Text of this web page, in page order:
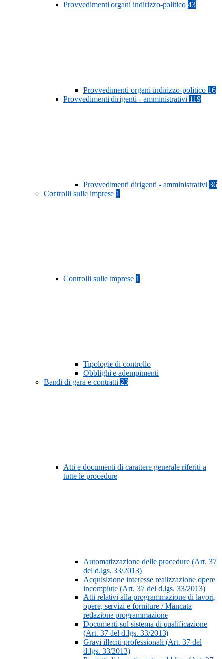
Provvedimenti organi indirizzo-politico 43
Provvedimenti organi indirizzo-politico 16
Provvedimenti dirigenti - amministrativi 119
Provvedimenti dirigenti - amministrativi 36
Controlli sulle imprese 1
Controlli sulle imprese 1
Tipologie di controllo
Obblighi e adempimenti
Bandi di gara e contratti 23
Atti e documenti di carattere generale riferiti a
tutte le procedure
Automatizzazione delle procedure (Art. 37
del d.lgs. 33/2013)
Acquisizione interesse realizzazione opere
incompiute (Art. 37 del d.lgs. 33/2013)
Atti relativi alla programmazione di lavori,
opere, servizi e forniture / Mancata
redazione programmazione
Documenti sul sistema di qualificazione
(Art. 37 del d.lgs. 33/2013)
Gravi illeciti professionali (Art. 37 del
d.lgs. 33/2013)